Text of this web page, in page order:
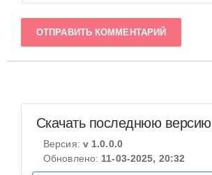
ОТПРАВИТЬ КОММЕНТАРИЙ
Скачать последнюю версию
Версия: v 1.0.0.0
Обновлено: 11-03-2025, 20:32